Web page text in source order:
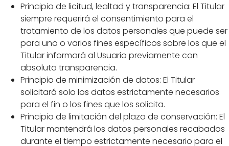
Principio de licitud, lealtad y transparencia: El Titular
siempre requerirá el consentimiento para el
tratamiento de los datos personales que puede ser
para uno o varios fines específicos sobre los que el
Titular informará al Usuario previamente con
absoluta transparencia.
Principio de minimización de datos: El Titular
solicitará solo los datos estrictamente necesarios
para el fin o los fines que los solicita.
Principio de limitación del plazo de conservación: El
Titular mantendrá los datos personales recabados
durante el tiempo estrictamente necesario para el